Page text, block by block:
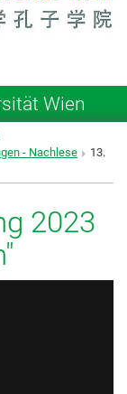
Wien
- Nachlese
13.
2023